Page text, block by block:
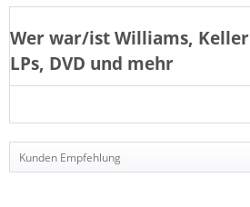
Wer war/istWilliams, Keller
LPs, DVD und mehr